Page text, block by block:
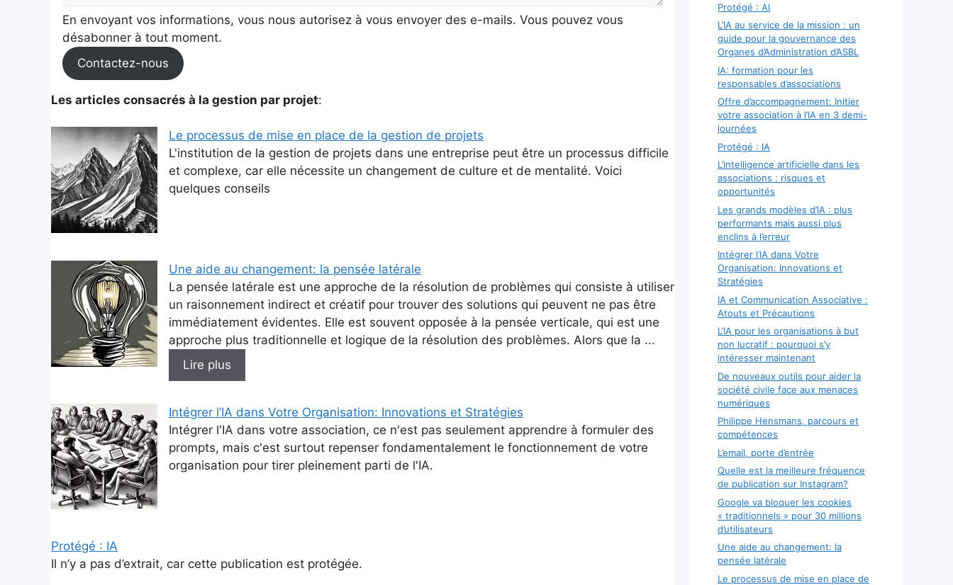
En envoyant vos informations, vous nous autorisez à vous envoyer des e-mails. Vous pouvez vous
désabonner à tout moment.
Contactez-nous
Les articles consacrés à la gestion par projet:
Le processus de mise en place de la gestion de projets
L'institution de la gestion de projets dans une entreprise peut être un processus difficile
et complexe, car elle nécessite un changement de culture et de mentalité. Voici
quelques conseils
Une aide au changement: la pensée latérale
La pensée latérale est une approche de la résolution de problèmes qui consiste à utiliser
un raisonnement indirect et créatif pour trouver des solutions qui peuvent ne pas être
immédiatement évidentes. Elle est souvent opposée à la pensée verticale, qui est une
approche plus traditionnelle et logique de la résolution des problèmes. Alors que la ...
Lire plus
Intégrer l’IA dans Votre Organisation: Innovations et Stratégies
Intégrer l'IA dans votre association, ce n'est pas seulement apprendre à formuler des
prompts, mais c'est surtout repenser fondamentalement le fonctionnement de votre
organisation pour tirer pleinement parti de l'IA.
Protégé : IA
Il n’y a pas d’extrait, car cette publication est protégée.
Protégé : AI
L’IA au service de la mission : un
guide pour la gouvernance des
Organes d’Administration d’ASBL
IA: formation pour les
responsables d’associations
Offre d’accompagnement: Initier
votre association à l’IA en 3 demi-
journées
Protégé : IA
L’intelligence artificielle dans les
associations : risques et
opportunités
Les grands modèles d’IA : plus
performants mais aussi plus
enclins à l’erreur
Intégrer l’IA dans Votre
Organisation: Innovations et
Stratégies
IA et Communication Associative :
Atouts et Précautions
L’IA pour les organisations à but
non lucratif : pourquoi s’y
intéresser maintenant
De nouveaux outils pour aider la
société civile face aux menaces
numériques
Philippe Hensmans, parcours et
compétences
L’email, porte d’entrée
Quelle est la meilleure fréquence
de publication sur Instagram?
Google va bloquer les cookies
« traditionnels » pour 30 millions
d’utilisateurs
Une aide au changement: la
pensée latérale
Le processus de mise en place de